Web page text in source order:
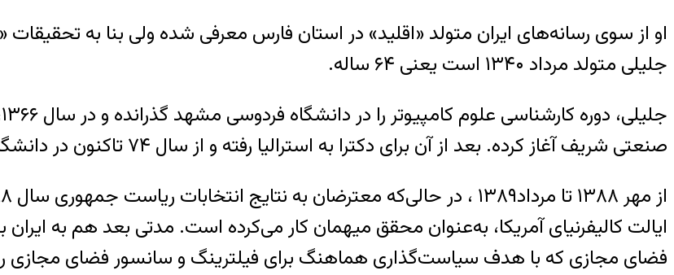
او از سوی رسانه‌های ایران متولد «اقلید» در استان فارس معرفی شده ولی بنا به تحقیقات «
جلیلی متولد مرداد ۱۳۴۰ است یعنی ۶۴ ساله.
صنعتی شریف آغاز کرده. بعد از آن برای دکترا به استرالیا رفته و از سال ۷۴ تاکنون در دانشگاه صنعتی شریف مشغول تدریس بوده است.
ایالت کالیفرنیای آمریکا، به‌عنوان محقق میهمان کار می‌کرده است. مدتی بعد هم به
فضای مجازی که با هدف سیاست‌گذاری هماهنگ برای فیلترینگ و سانسور فضای مجازی